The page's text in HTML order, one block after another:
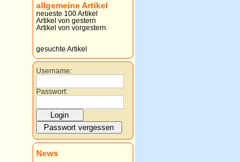
allgemeine Artikel
neueste 100 Artikel
Artikel von gestern
Artikel von vorgestern
gesuchte Artikel
Username:
Passwort:
News